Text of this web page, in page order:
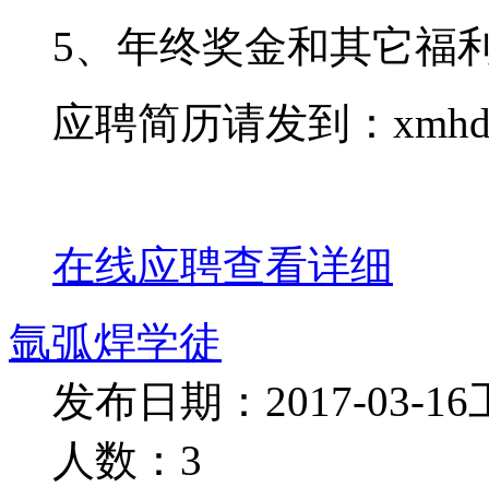
5、年终奖金和其它福
应聘简历请发到：
在线应聘查看详细
氩弧焊学徒
发布日期：2017-03-16
人数：3